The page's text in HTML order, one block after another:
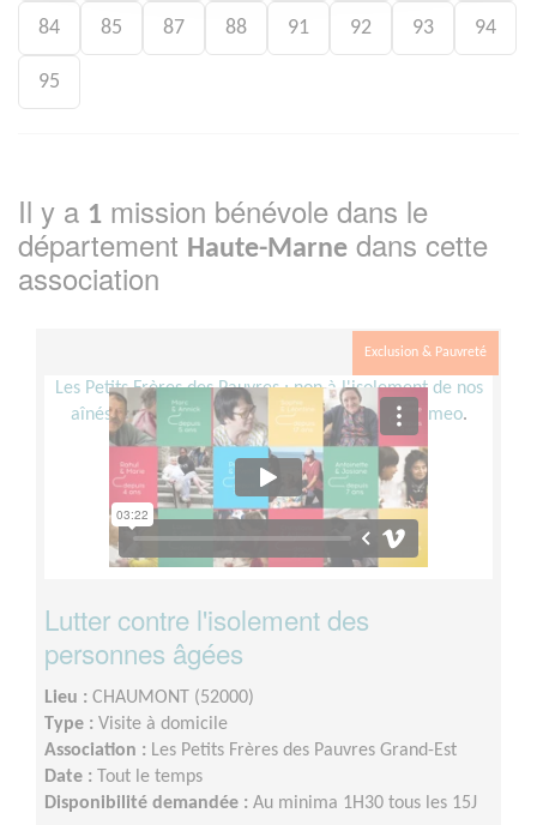
84 85 87 88 91 92 93 94
95
Il y a 1 mission bénévole dans le
département Haute-Marne dans cette
association
Exclusion & Pauvreté
Les Petits Frères des Pauvres : non à l'isolement de nos
aînésfrom Les Petits Frères des Pauvres on Vimeo.
Lutter contre l'isolement des
personnes âgées
Lieu : CHAUMONT (52000)
Type : Visite à domicile
Association : Les Petits Frères des Pauvres Grand-Est
Date : Tout le temps
Disponibilité demandée : Au minima 1H30 tous les 15J